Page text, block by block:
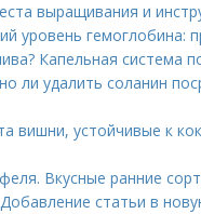
выращивания и
уровень гемоглобина:
Капельная система
ли удалить соланин
вишни, устойчивые к
Вкусные ранние
статьи в